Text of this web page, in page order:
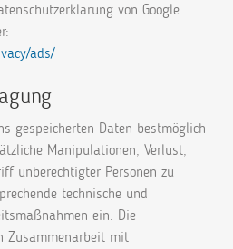
von Google
ads/
gespeicherten Daten bestmöglich
Manipulationen, Verlust,
unberechtigter Personen zu
technische und
ein. Die
Zusammenarbeit mit